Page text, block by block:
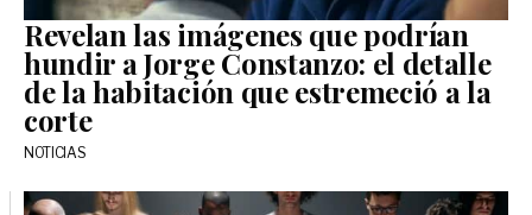
Revelan las imágenes que podrían
hundir a Jorge Constanzo: el detalle
de la habitación que estremeció a la
corte
NOTICIAS